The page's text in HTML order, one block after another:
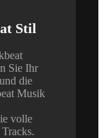
Stil
Sie Ihr
die
Musik
volle